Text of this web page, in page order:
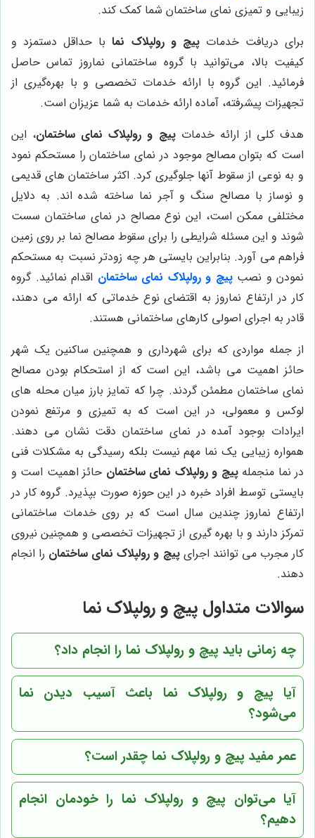
زیبایی و تمیزی نمای ساختمان شما کمک کند.
برای دریافت خدماتپیچ و رولپلاک نمابا حداقل دستمزد و
کیفیت بالا، می‌توانید با گروه ساختمانی نماروز تماس حاصل
فرمائید. این گروه با ارائه خدمات تخصصی و با بهره‌گیری از
تجهیزات پیشرفته، آماده ارائه خدمات به شما عزیزان است.
هدف کلی از ارائه خدماتپیچ و رولپلاک نمای ساختمان، این
است که بتوان مصالح موجود در نمای ساختمان را مستحکم نمود
و به نوعی از سقوط آنها جلوگیری کرد. اکثر ساختمان های قدیمی
و نوساز با مصالح سنگ و آجر نما ساخته شده اند. به دلایل
مختلفی ممکن است، این نوع مصالح در نمای ساختمان سست
شوند و این مسئله شرایطی را برای سقوط مصالح نما بر روی زمین
فراهم می آورد. بنابراین بایستی هر چه زودتر نسبت به مستحکم
نمودن و نصبپیچ و رولپلاک نمای ساختمان اقدام نمائید. گروه
کار در ارتفاع نماروز به اقتضای نوع خدماتی که ارائه می دهند،
قادر به اجرای اصولی کارهای ساختمانی هستند.
از جمله مواردی که برای شهرداری و همچنین ساکنین یک شهر
حائز اهمیت می باشد، این است که از استحکام بودن مصالح
نمای ساختمان مطمئن گردند. چرا که تمایز بارز میان محله های
لوکس و معمولی، در این است که به تمیزی و مرتفع نمودن
ایرادات بوجود آمده در نمای ساختمان دقت نشان می دهند.
همواره زیبایی یک نما مهم نیست بلکه رسیدگی به مشکلات فنی
در نما منجملهپیچ و رولپلاک نمای ساختمان حائز اهمیت است و
بایستی توسط افراد خبره در این حوزه صورت بپذیرد. گروه کار در
ارتفاع نماروز چندین سال است که بر روی خدمات ساختمانی
تمرکز دارند و با بهره گیری از تجهیزات تخصصی و همچنین نیروی
کار مجرب می توانند اجرایپیچ و رولپلاک نمای ساختمان را انجام
دهند.
سوالات متداول پیچ و رولپلاک نما
چه زمانی باید پیچ و رولپلاک نما را انجام داد؟
آیا پیچ و رولپلاک نما باعث آسیب دیدن نما
می‌شود؟
عمر مفید پیچ و رولپلاک نما چقدر است؟
آیا می‌توان پیچ و رولپلاک نما را خودمان انجام
دهیم؟